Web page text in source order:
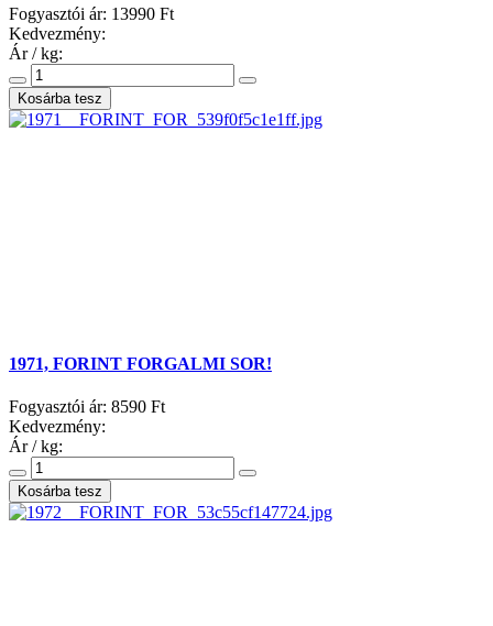
Fogyasztói ár: 13990 Ft
Kedvezmény:
Ár / kg:
1971, FORINT FORGALMI SOR!
Fogyasztói ár: 8590 Ft
Kedvezmény:
Ár / kg: